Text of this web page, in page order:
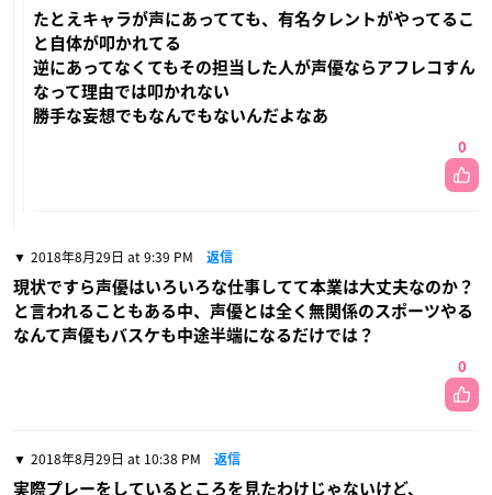
たとえキャラが声にあってても、有名タレントがやってるこ
と自体が叩かれてる
逆にあってなくてもその担当した人が声優ならアフレコすん
なって理由では叩かれない
勝手な妄想でもなんでもないんだよなあ
0
2018年8月29日 at 9:39 PM 返信
現状ですら声優はいろいろな仕事してて本業は大丈夫なのか？
と言われることもある中、声優とは全く無関係のスポーツやる
なんて声優もバスケも中途半端になるだけでは？
0
2018年8月29日 at 10:38 PM 返信
実際プレーをしているところを見たわけじゃないけど、